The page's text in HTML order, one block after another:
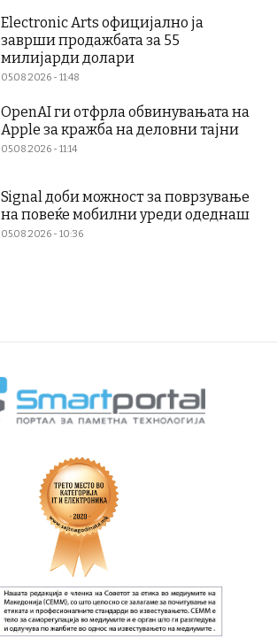
Electronic Arts официјално ја
заврши продажбата за 55
милијарди долари
05.08.2026 - 11:48
OpenAI ги отфрла обвинувањата на
Apple за кражба на деловни тајни
05.08.2026 - 11:14
Signal доби можност за поврзување
на повеќе мобилни уреди одеднаш
05.08.2026 - 10:36